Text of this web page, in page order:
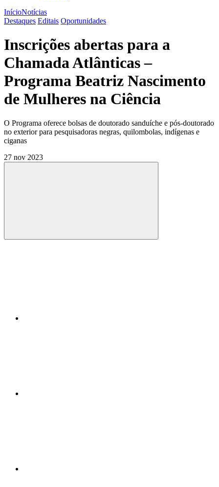
InícioNotícias
Destaques Editais Oportunidades
Inscrições abertas para a
Chamada Atlânticas –
Programa Beatriz Nascimento
de Mulheres na Ciência
O Programa oferece bolsas de doutorado sanduíche e pós-doutorado
no exterior para pesquisadoras negras, quilombolas, indígenas e
ciganas
27 nov 2023
Compartilhar